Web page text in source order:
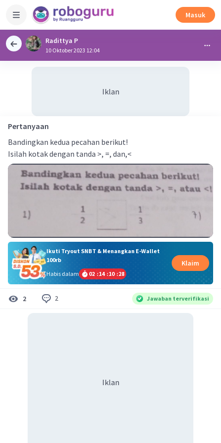
Masuk
Radittya P
10 Oktober 2023 12:04
Iklan
Pertanyaan
Bandingkan kedua pecahan berikut!
Isilah kotak dengan tanda >, =, dan,<
Ikuti Tryout SNBT & Menangkan E-Wallet
100rb
Habis dalam
02 :14 :10 :28
Klaim
2 2 Jawaban terverifikasi
Iklan